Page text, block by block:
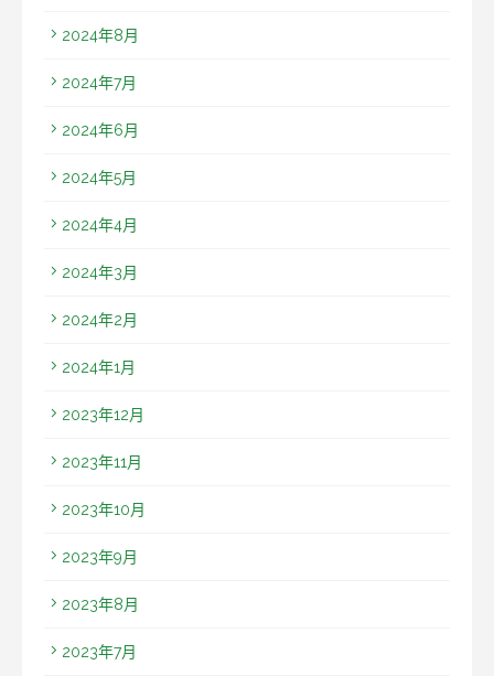
2024年8月
2024年7月
2024年6月
2024年5月
2024年4月
2024年3月
2024年2月
2024年1月
2023年12月
2023年11月
2023年10月
2023年9月
2023年8月
2023年7月